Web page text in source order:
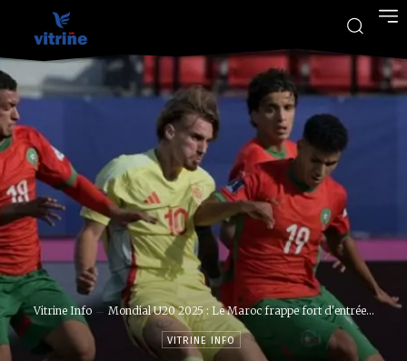
Vitrine Info Mondial U20 2025 : Le Maroc frappe fort d'entrée...
VITRINE INFO